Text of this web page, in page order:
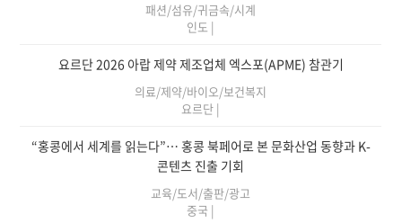
패션/섬유/귀금속/시계
인도 |
요르단 2026 아랍 제약 제조업체 엑스포(APME) 참관기
의료/제약/바이오/보건복지
요르단 |
“홍콩에서 세계를 읽는다”… 홍콩 북페어로 본 문화산업 동향과 K-
콘텐츠 진출 기회
교육/도서/출판/광고
중국 |